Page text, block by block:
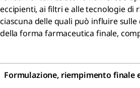
eccipienti, ai filtri e alle tecnologie di
ciascuna delle quali può influire
della forma farmaceutica finale,
Formulazione, riempimento finale